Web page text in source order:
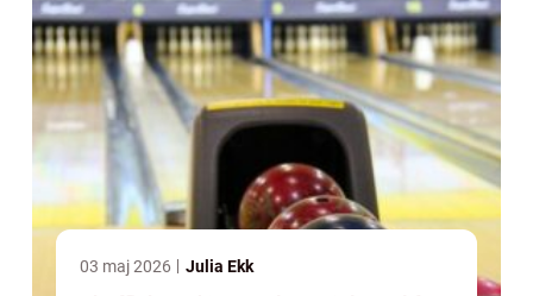
03 maj 2026 Julia Ekk